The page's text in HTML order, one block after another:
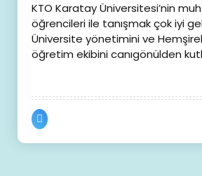
KTO Karatay Üniversitesi’nin
öğrencileri ile tanışmak çok iyi
Üniversite yönetimini ve
öğretim ekibini canıgönülden